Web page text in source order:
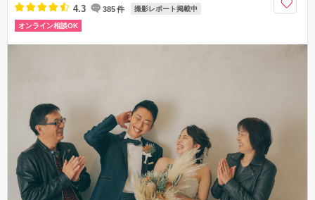
06-7777-5665
4.3 385件 撮影レポート掲載中
オンライン相談OK